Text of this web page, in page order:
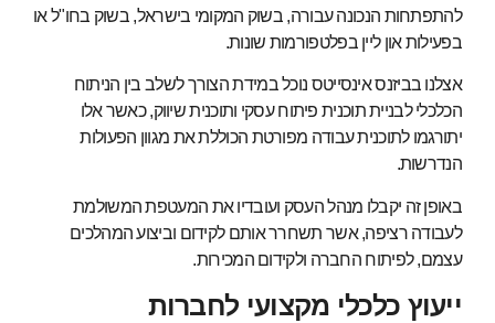
להתפתחות הנכונה עבורה, בשוק המקומי בישראל, בשוק בחו"ל או
בפעילות און ליין בפלטפורמות שונות.
אצלנו בביזנס אינסייטס נוכל במידת הצורך לשלב בין הניתוח
הכלכלי לבניית תוכנית פיתוח עסקי ותוכנית שיווק, כאשר אלו
יתורגמו לתוכנית עבודה מפורטת הכוללת את מגוון הפעולות
הנדרשות.
באופן זה יקבלו מנהל העסק ועובדיו את המעטפת המשולמת
לעבודה רציפה, אשר תשחרר אותם לקידום וביצוע המהלכים
עצמם, לפיתוח החברה ולקידום המכירות.
ייעוץ כלכלי מקצועי לחברות